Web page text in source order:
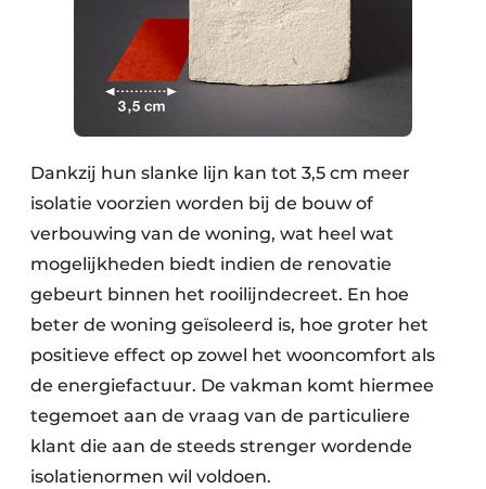
Dankzij hun slanke lijn kan tot 3,5 cm meer
isolatie voorzien worden bij de bouw of
verbouwing van de woning, wat heel wat
mogelijkheden biedt indien de renovatie
gebeurt binnen het rooilijndecreet. En hoe
beter de woning geïsoleerd is, hoe groter het
positieve effect op zowel het wooncomfort als
de energiefactuur. De vakman komt hiermee
tegemoet aan de vraag van de particuliere
klant die aan de steeds strenger wordende
isolatienormen wil voldoen.